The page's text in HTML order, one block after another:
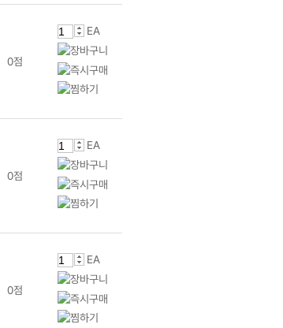
0점
EA
0점
EA
0점
EA